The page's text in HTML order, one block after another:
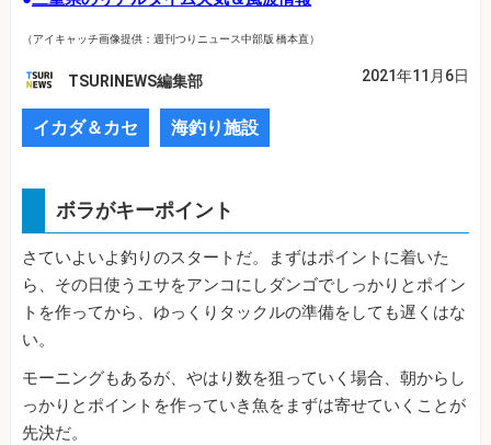
（アイキャッチ画像提供：週刊つりニュース中部版 橋本直）
TSURINEWS編集部 2021年11月6日
イカダ＆カセ 海釣り施設
ボラがキーポイント
さていよいよ釣りのスタートだ。まずはポイントに着いた
ら、その日使うエサをアンコにしダンゴでしっかりとポイン
トを作ってから、ゆっくりタックルの準備をしても遅くはな
い。
モーニングもあるが、やはり数を狙っていく場合、朝からし
っかりとポイントを作っていき魚をまずは寄せていくことが
先決だ。